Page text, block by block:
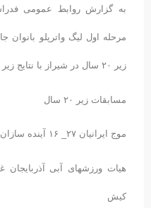
به گزارش روابط عمومی
زیر ۲۰ سال در شیراز با نتایج زیر همراه بود.
مسابقات زیر ٢٠ سال
موج ایرانیان ٢٧_ ١۶ آینده سازان اصفهان
کیش